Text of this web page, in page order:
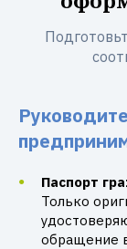
Паспорт
Только
обращение